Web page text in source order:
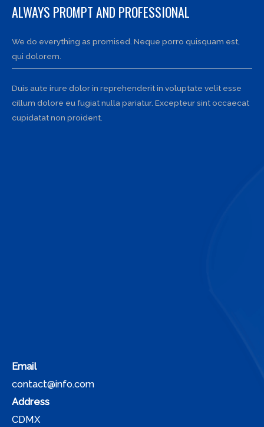
ALWAYS PROMPT AND PROFESSIONAL
We do everything as promised. Neque porro quisquam est,
qui dolorem.
Duis aute irure dolor in reprehenderit in voluptate velit esse
cillum dolore eu fugiat nulla pariatur. Excepteur sint occaecat
cupidatat non proident.
Email
contact@info.com
Address
CDMX